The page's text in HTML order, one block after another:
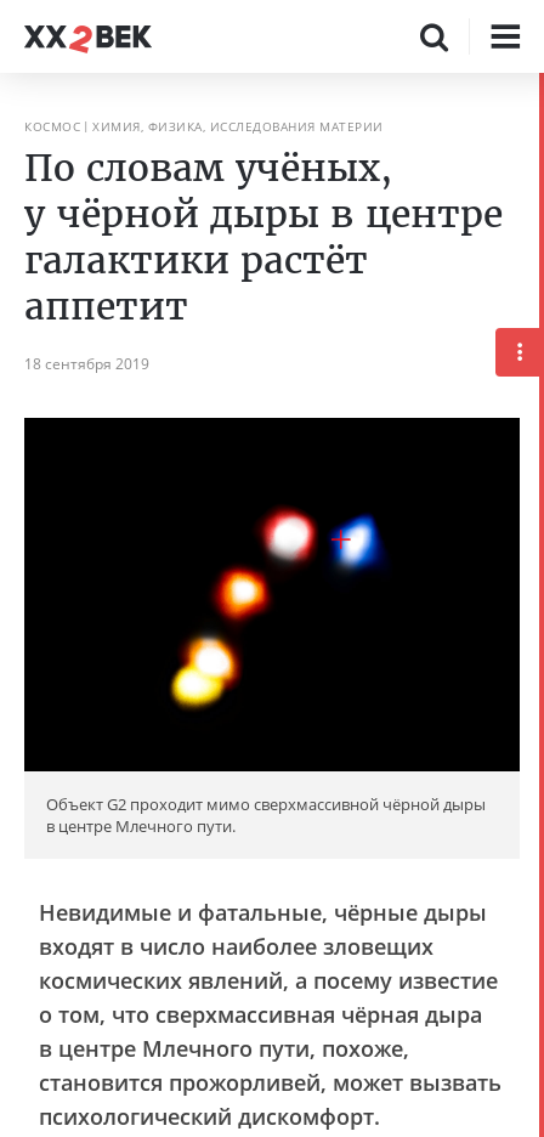
КОСМОС ХИМИЯ, ФИЗИКА, ИССЛЕДОВАНИЯ МАТЕРИИ
По словам учёных,
у чёрной дыры в центре
галактики растёт
аппетит
18 сентября 2019
Объект G2 проходит мимо сверхмассивной чёрной дыры
в центре Млечного пути.
Невидимые и фатальные, чёрные дыры
входят в число наиболее зловещих
космических явлений, а посему известие
о том, что сверхмассивная чёрная дыра
в центре Млечного пути, похоже,
становится прожорливей, может вызвать
психологический дискомфорт.